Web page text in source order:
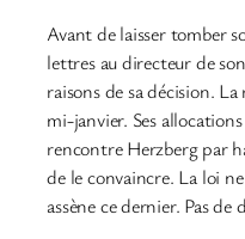
Avant de laisser tomber
lettres au directeur de
raisons de sa décision.
mi-janvier. Ses
rencontre Herzberg par
de le convaincre. La loi
assène ce dernier. Pas de